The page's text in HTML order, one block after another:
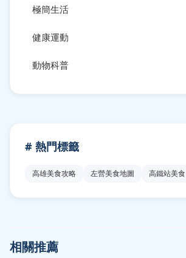
極簡生活
健康運動
動物科普
# 熱門標籤
高雄美食攻略 左營美食地圖 高鐵站美食
相關推薦